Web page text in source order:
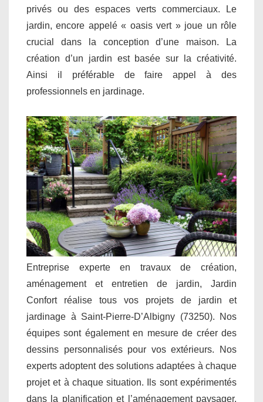
privés ou des espaces verts commerciaux. Le
jardin, encore appelé « oasis vert » joue un rôle
crucial dans la conception d’une maison. La
création d’un jardin est basée sur la créativité.
Ainsi il préférable de faire appel à des
professionnels en jardinage.
Entreprise experte en travaux de création,
aménagement et entretien de jardin, Jardin
Confort réalise tous vos projets de jardin et
jardinage à Saint-Pierre-D’Albigny (73250). Nos
équipes sont également en mesure de créer des
dessins personnalisés pour vos extérieurs. Nos
experts adoptent des solutions adaptées à chaque
projet et à chaque situation. Ils sont expérimentés
dans la planification et l’aménagement paysager.